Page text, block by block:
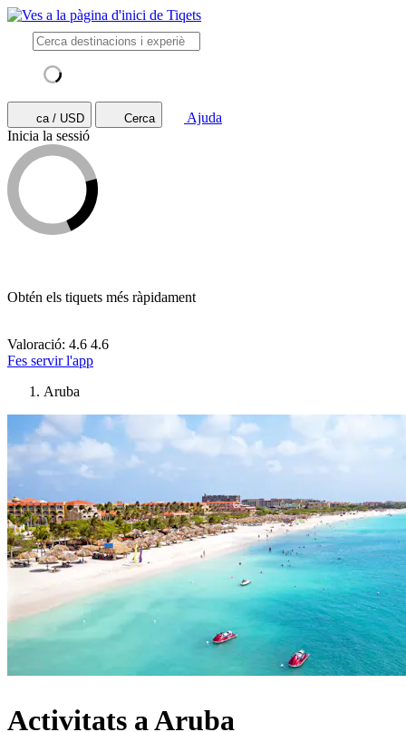
ca / USD Cerca
Ajuda
Inicia la sessió
Obtén els tiquets més ràpidament
Valoració: 4.6 4.6
Fes servir l'app
Aruba
Activitats a Aruba